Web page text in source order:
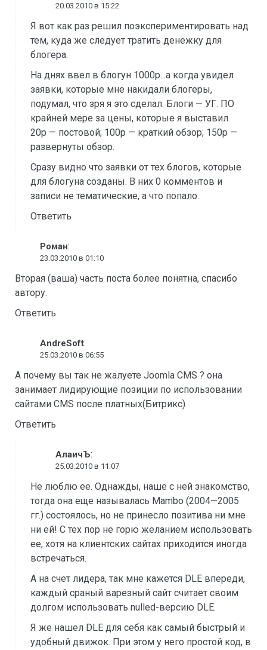
20.03.2010 в 15:22
Я вот как раз решил поэкспериментировать над
тем, куда же следует тратить денежку для
блогера.
На днях ввел в блогун 1000р...а когда увидел
заявки, которые мне накидали блогеры,
подумал, что зря я это сделал. Блоги — УГ. ПО
крайней мере за цены, которые я выставил.
20р — постовой; 100р — краткий обзор; 150р —
развернуты обзор.
Сразу видно что заявки от тех блогов, которые
для блогуна созданы. В них 0 комментов и
записи не тематические, а что попало.
Ответить
Роман:
23.03.2010 в 01:10
Вторая (ваша) часть поста более понятна, спасибо
автору.
Ответить
AndreSoft:
25.03.2010 в 06:55
А почему вы так не жалуете Joomla CMS ? она
занимает лидирующие позиции по использовании
сайтами CMS после платных(Битрикс)
Ответить
АлаичЪ:
25.03.2010 в 11:07
Не люблю ее. Однажды, наше с ней знакомство,
тогда она еще называлась Mambo (2004—2005
гг.) состоялось, но не принесло позитива ни мне
ни ей! С тех пор не горю желанием использовать
ее, хотя на клиентских сайтах приходится иногда
встречаться.
А на счет лидера, так мне кажется DLE впереди,
каждый сраный варезный сайт считает своим
долгом использовать nulled-версию DLE.
Я же нашел DLE для себя как самый быстрый и
удобный движок. При этом у него простой код, в